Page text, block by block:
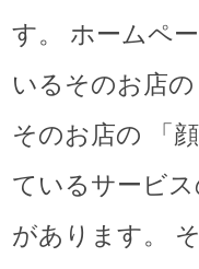
す。 ホームペ
いるそのお店の
そのお店の 「
ているサービ
があります。